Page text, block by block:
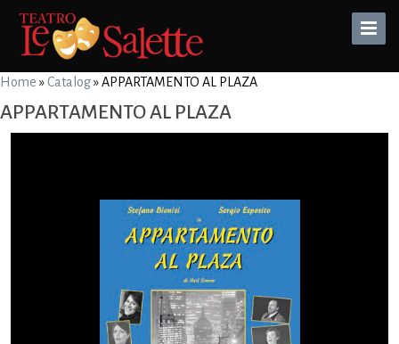
Toggle
Home »Catalog»APPARTAMENTO AL PLAZA
APPARTAMENTO AL PLAZA